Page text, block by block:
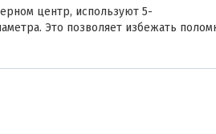
центр, используют 5-
Это позволяет избежать